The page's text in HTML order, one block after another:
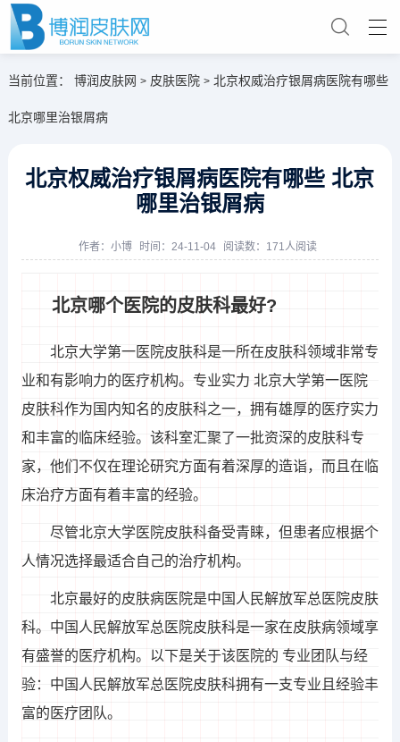
当前位置： 博润皮肤网 > 皮肤医院 > 北京权威治疗银屑病医院有哪些
北京哪里治银屑病
北京权威治疗银屑病医院有哪些 北京
哪里治银屑病
作者： 小博 时间：24-11-04 阅读数：171人阅读
北京哪个医院的皮肤科最好?
北京大学第一医院皮肤科是一所在皮肤科领域非常专
业和有影响力的医疗机构。专业实力 北京大学第一医院
皮肤科作为国内知名的皮肤科之一，拥有雄厚的医疗实力
和丰富的临床经验。该科室汇聚了一批资深的皮肤科专
家，他们不仅在理论研究方面有着深厚的造诣，而且在临
床治疗方面有着丰富的经验。
尽管北京大学医院皮肤科备受青睐，但患者应根据个
人情况选择最适合自己的治疗机构。
北京最好的皮肤病医院是中国人民解放军总医院皮肤
科。中国人民解放军总医院皮肤科是一家在皮肤病领域享
有盛誉的医疗机构。以下是关于该医院的 专业团队与经
验：中国人民解放军总医院皮肤科拥有一支专业且经验丰
富的医疗团队。